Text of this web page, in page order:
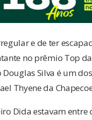
e de ter
no prêmio Top
Silva é um
Thyene da
Dida estavam